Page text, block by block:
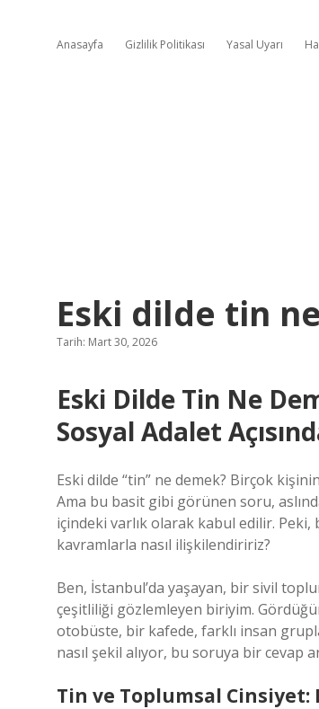
Anasayfa Gizlilik Politikası Yasal Uyarı
Eski dilde tin
Tarih: Mart 30, 2026
Eski Dilde Tin Ne
Sosyal Adalet
Eski dilde “tin” ne demek? Birçok
Ama bu basit gibi görünen soru,
içindeki varlık olarak kabul edilir.
kavramlarla nasıl ilişkilendiririz?
Ben, İstanbul’da yaşayan, bir sivil
çeşitliliği gözlemleyen biriyim.
otobüste, bir kafede, farklı insan
nasıl şekil alıyor, bu soruya bir cevap
Tin ve Toplumsal Cinsiyet: